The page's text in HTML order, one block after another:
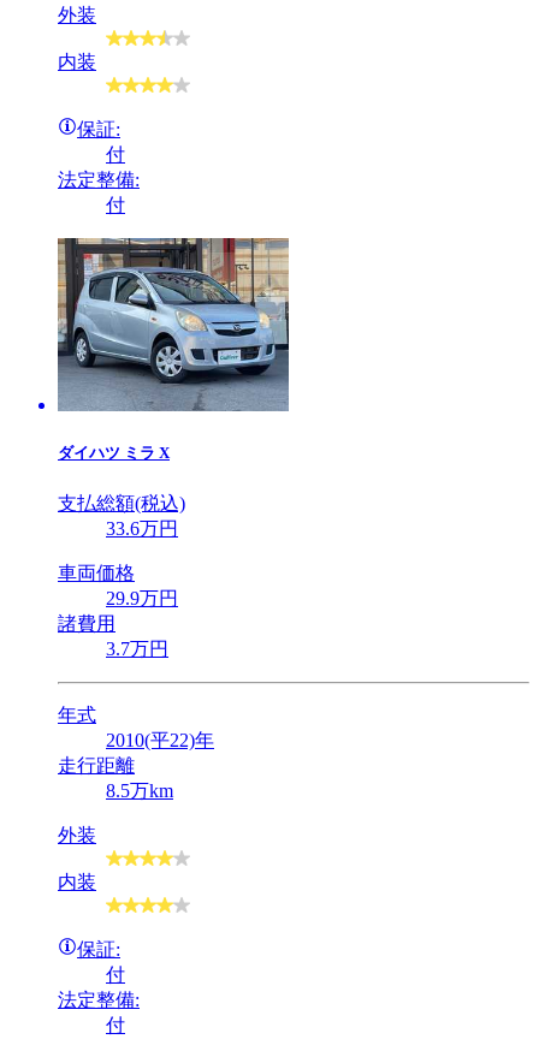
外装
内装
保証:
付
法定整備:
付
ダイハツ ミラ X
支払総額(税込)
33.6万円
車両価格
29.9万円
諸費用
3.7万円
年式
2010(平22)年
走行距離
8.5万km
外装
内装
保証:
付
法定整備:
付